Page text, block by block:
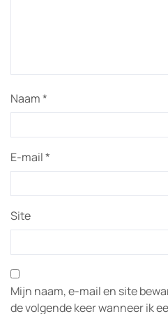
Naam*
E-mail*
Site
Mijn naam, e-mail en site
de volgende keer wanneer ik